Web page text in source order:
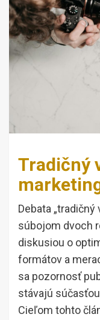
Tradičný
Debata
súbojom dvoch
diskusiou o
formátov a
sa pozornosť
stávajú
Cieľom tohto